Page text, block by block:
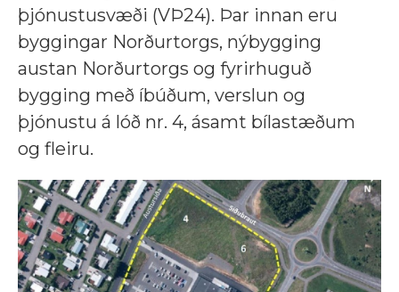
þjónustusvæði (VÞ24). Þar innan eru
byggingar Norðurtorgs, nýbygging
austan Norðurtorgs og fyrirhuguð
bygging með íbúðum, verslun og
þjónustu á lóð nr. 4, ásamt bílastæðum
og fleiru.